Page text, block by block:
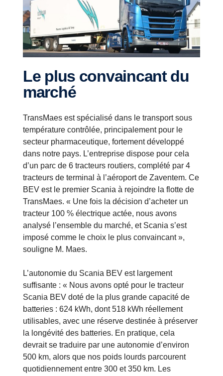
Le plus convaincant du
marché
TransMaes est spécialisé dans le transport sous
température contrôlée, principalement pour le
secteur pharmaceutique, fortement développé
dans notre pays. L’entreprise dispose pour cela
d’un parc de 6 tracteurs routiers, complété par 4
tracteurs de terminal à l’aéroport de Zaventem. Ce
BEV est le premier Scania à rejoindre la flotte de
TransMaes. « Une fois la décision d’acheter un
tracteur 100 % électrique actée, nous avons
analysé l’ensemble du marché, et Scania s’est
imposé comme le choix le plus convaincant »,
souligne M. Maes.
L’autonomie du Scania BEV est largement
suffisante : « Nous avons opté pour le tracteur
Scania BEV doté de la plus grande capacité de
batteries : 624 kWh, dont 518 kWh réellement
utilisables, avec une réserve destinée à préserver
la longévité des batteries. En pratique, cela
devrait se traduire par une autonomie d’environ
500 km, alors que nos poids lourds parcourent
quotidiennement entre 300 et 350 km. Les